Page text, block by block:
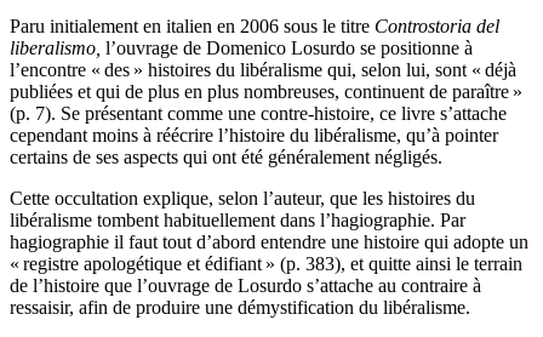
Paru initialement en italien en 2006 sous le titre Controstoria del
liberalismo, l’ouvrage de Domenico Losurdo se positionne à
l’encontre « des » histoires du libéralisme qui, selon lui, sont « déjà
publiées et qui de plus en plus nombreuses, continuent de paraître »
(p. 7). Se présentant comme une contre-histoire, ce livre s’attache
cependant moins à réécrire l’histoire du libéralisme, qu’à pointer
certains de ses aspects qui ont été généralement négligés.
Cette occultation explique, selon l’auteur, que les histoires du
libéralisme tombent habituellement dans l’hagiographie. Par
hagiographie il faut tout d’abord entendre une histoire qui adopte un
« registre apologétique et édifiant » (p. 383), et quitte ainsi le terrain
de l’histoire que l’ouvrage de Losurdo s’attache au contraire à
ressaisir, afin de produire une démystification du libéralisme.